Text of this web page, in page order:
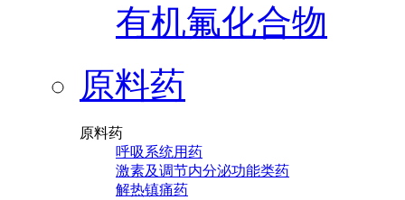
有机氟化合物
原料药
原料药
呼吸系统用药
激素及调节内分泌功能类药
解热镇痛药